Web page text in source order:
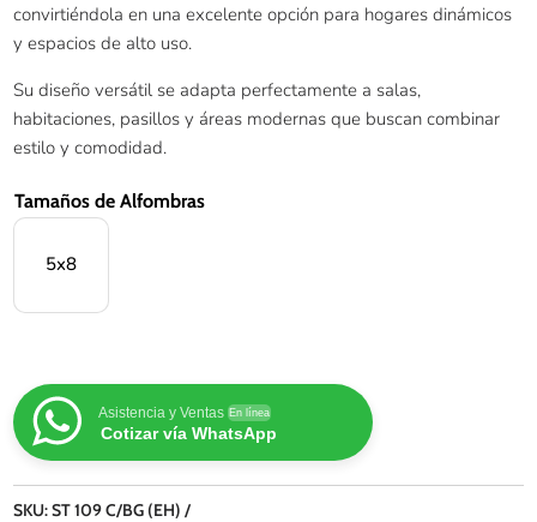
convirtiéndola en una excelente opción para hogares dinámicos
y espacios de alto uso.
Su diseño versátil se adapta perfectamente a salas,
habitaciones, pasillos y áreas modernas que buscan combinar
estilo y comodidad.
Tamaños de Alfombras
5x8
Asistencia y Ventas En línea
Cotizar vía WhatsApp
SKU:ST 109 C/BG (EH)